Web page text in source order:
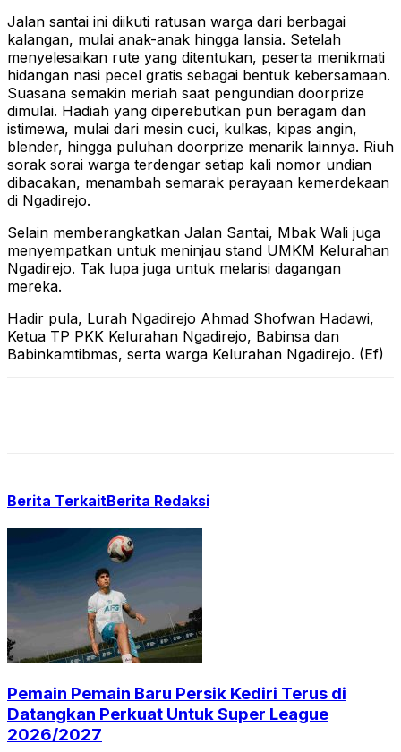
Jalan santai ini diikuti ratusan warga dari berbagai
kalangan, mulai anak-anak hingga lansia. Setelah
menyelesaikan rute yang ditentukan, peserta menikmati
hidangan nasi pecel gratis sebagai bentuk kebersamaan.
Suasana semakin meriah saat pengundian doorprize
dimulai. Hadiah yang diperebutkan pun beragam dan
istimewa, mulai dari mesin cuci, kulkas, kipas angin,
blender, hingga puluhan doorprize menarik lainnya. Riuh
sorak sorai warga terdengar setiap kali nomor undian
dibacakan, menambah semarak perayaan kemerdekaan
di Ngadirejo.
Selain memberangkatkan Jalan Santai, Mbak Wali juga
menyempatkan untuk meninjau stand UMKM Kelurahan
Ngadirejo. Tak lupa juga untuk melarisi dagangan
mereka.
Hadir pula, Lurah Ngadirejo Ahmad Shofwan Hadawi,
Ketua TP PKK Kelurahan Ngadirejo, Babinsa dan
Babinkamtibmas, serta warga Kelurahan Ngadirejo. (Ef)
Berita TerkaitBerita Redaksi
Pemain Pemain Baru Persik Kediri Terus di
Datangkan Perkuat Untuk Super League
2026/2027